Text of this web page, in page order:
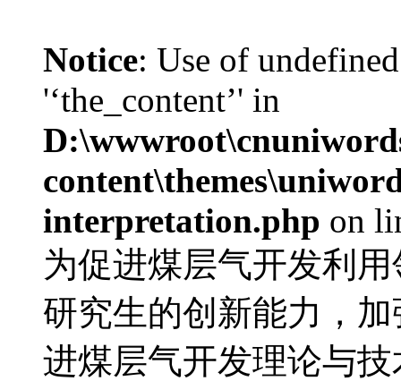
Notice: Use of
'‘the_content’' in
interpretation.php on
为促进煤层气开发利
研究生的创新能力，
进煤层气开发理论与